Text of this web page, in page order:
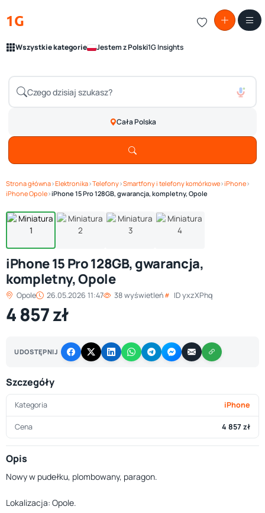
1G
Wszystkie kategorie Jestem z Polski1G Insights
Cała Polska
Strona główna›Elektronika›Telefony›Smartfony i telefony komórkowe›iPhone›
iPhone Opole›iPhone 15 Pro 128GB, gwarancja, kompletny, Opole
1/ 4 Zobacz galerię
iPhone 15 Pro 128GB, gwarancja,
kompletny, Opole
Opole 26.05.2026 11:47 38 wyświetleń ID yxzXPhq
4 857 zł
UDOSTĘPNIJ
Szczegóły
Kategoria iPhone
Cena 4 857 zł
Opis
Nowy w pudełku, plombowany, paragon.
Lokalizacja: Opole.